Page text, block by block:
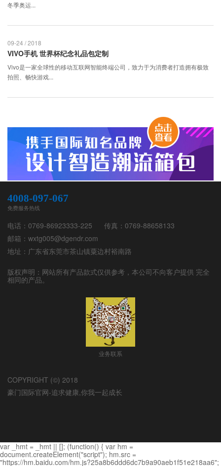
冬季奥运...
VIVO手机 世界杯纪念礼品包定制
Vivo是一家全球性的移动互联网智能终端公司，致力于为消费者打造拥有极致
拍照、畅快游戏...
09-24 / 2018
电话：0769-86923333-225
传真：0769-88658133
邮箱：wxtg005@dgendr.com
地址：广东省东莞市茶山镇粟边村裕南路
版权声明：网站所有产品款式仅供参考，本公司不向客户提供 完全
相同的产品。
4008-097-067
免费服务热线
业务联系
COPYRIGHT (©) 2018
豪门国际官网-追求健康,你我一起成长
var _hmt = _hmt || []; (function() { var hm =
document.createElement("script"); hm.src =
"https://hm.baidu.com/hm.js?25a8b6ddd6dc7b9a90aeb1f51e218aa6";